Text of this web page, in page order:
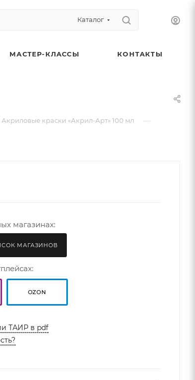
Каталог
МАСТЕР-КЛАССЫ КОНТАКТЫ
Акриловые краски «Акрил-Арт» 100 мл —
магазинах:
МАГАЗИНОВ
OZON
ТАИР в pdf